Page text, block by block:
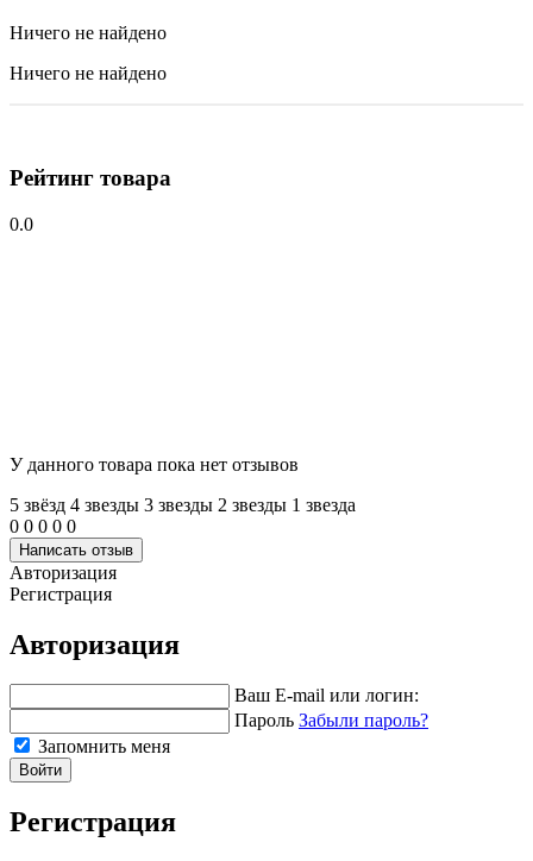
Ничего не найдено
Ничего не найдено
Рейтинг товара
0.0
У данного товара пока нет отзывов
5 звёзд 4 звeзды 3 звeзды 2 звeзды 1 звeзда
0 0 0 0 0
Написать отзыв
Авторизация
Регистрация
Авторизация
Ваш E-mail или логин:
Пароль Забыли пароль?
Запомнить меня
Войти
Регистрация